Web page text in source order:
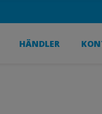
HÄNDLER